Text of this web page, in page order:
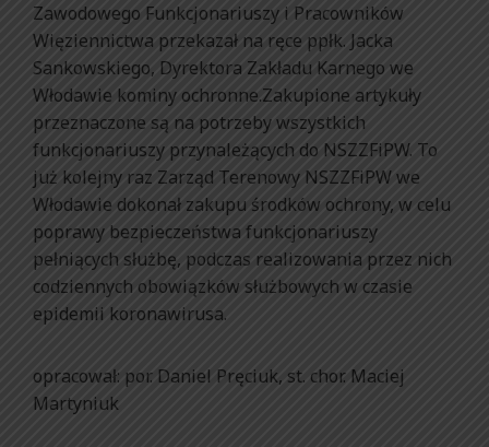
Zawodowego Funkcjonariuszy i Pracowników
Więziennictwa przekazał na ręce ppłk. Jacka
Sankowskiego, Dyrektora Zakładu Karnego we
Włodawie kominy ochronne.Zakupione artykuły
przeznaczone są na potrzeby wszystkich
funkcjonariuszy przynależących do NSZZFiPW. To
już kolejny raz Zarząd Terenowy NSZZFiPW we
Włodawie dokonał zakupu środków ochrony, w celu
poprawy bezpieczeństwa funkcjonariuszy
pełniących służbę, podczas realizowania przez nich
codziennych obowiązków służbowych w czasie
epidemii koronawirusa.
opracował: por. Daniel Pręciuk, st. chor. Maciej
Martyniuk